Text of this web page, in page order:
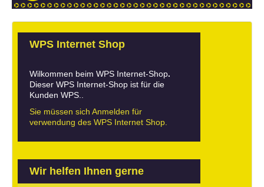
KONTAKT
WPS Internet Shop
Wilkommen beim WPS Internet-Shop.
Dieser WPS Internet-Shop ist für die
Kunden WPS..
Sie müssen sich Anmelden für
verwendung des WPS Internet Shop.
Wir helfen Ihnen gerne